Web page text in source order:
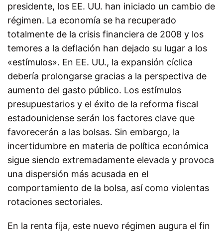
presidente, los EE. UU. han iniciado un cambio de
régimen. La economía se ha recuperado
totalmente de la crisis financiera de 2008 y los
temores a la deflación han dejado su lugar a los
«estímulos». En EE. UU., la expansión cíclica
debería prolongarse gracias a la perspectiva de
aumento del gasto público. Los estímulos
presupuestarios y el éxito de la reforma fiscal
estadounidense serán los factores clave que
favorecerán a las bolsas. Sin embargo, la
incertidumbre en materia de política económica
sigue siendo extremadamente elevada y provoca
una dispersión más acusada en el
comportamiento de la bolsa, así como violentas
rotaciones sectoriales.
En la renta fija, este nuevo régimen augura el fin